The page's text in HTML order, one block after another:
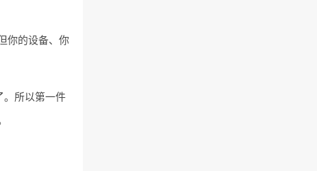
你的设备、你
。所以第一件